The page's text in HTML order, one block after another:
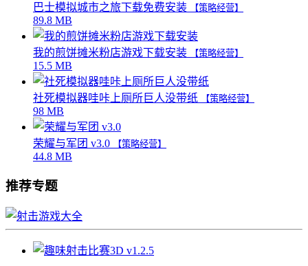
巴士模拟城市之旅下载免费安装 【策略经营】
89.8 MB
我的煎饼摊米粉店游戏下载安装 【策略经营】
15.5 MB
社死模拟器哇咔上厕所巨人没带纸 【策略经营】
98 MB
荣耀与军团 v3.0 【策略经营】
44.8 MB
推荐专题